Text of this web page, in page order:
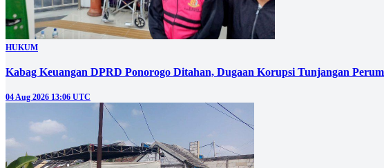
HUKUM
Kabag Keuangan DPRD Ponorogo Ditahan, Dugaan Korupsi Tunjangan
04 Aug 2026 13:06 UTC